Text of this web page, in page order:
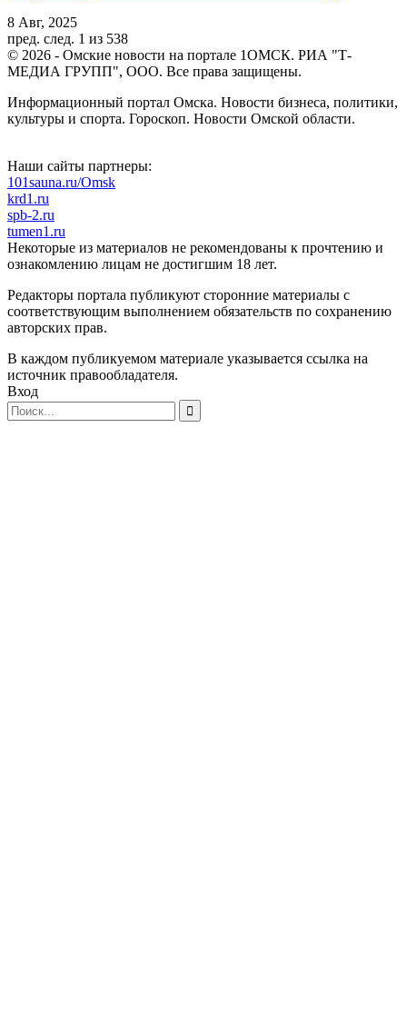
8 Авг, 2025
пред. след. 1 из 538
© 2026 - Омские новости на портале 1ОМСК. РИА "Т-
МЕДИА ГРУПП", ООО. Все права защищены.
Информационный портал Омска. Новости бизнеса, политики,
культуры и спорта. Гороскоп. Новости Омской области.
Наши сайты партнеры:
101sauna.ru/Omsk
krd1.ru
spb-2.ru
tumen1.ru
Некоторые из материалов не рекомендованы к прочтению и
ознакомлению лицам не достигшим 18 лет.
Редакторы портала публикуют сторонние материалы с
соответствующим выполнением обязательств по сохранению
авторских прав.
В каждом публикуемом материале указывается ссылка на
источник правообладателя.
Вход